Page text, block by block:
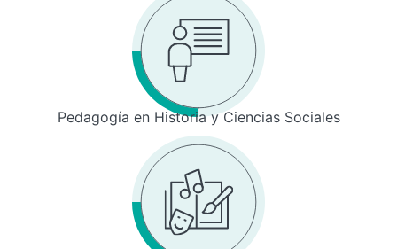
Pedagogía en Historia y Ciencias Sociales